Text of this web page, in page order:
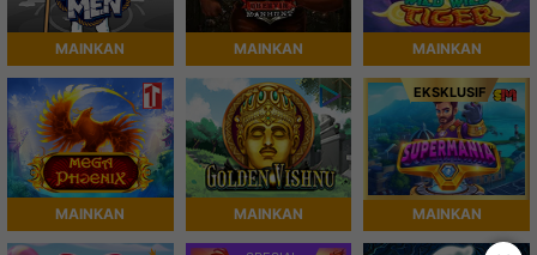
MAINKAN MAINKAN MAINKAN
MAINKAN MAINKAN
EKSKLUSIF
MAINKAN